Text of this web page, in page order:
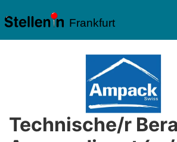
Frankfurt
Technische/r